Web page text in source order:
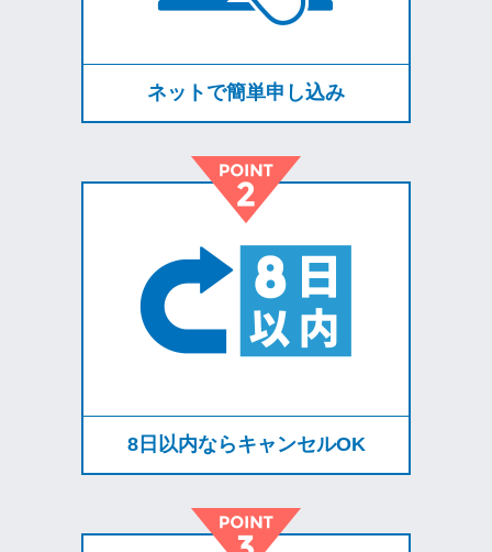
ネットで簡単申し込み
8日以内ならキャンセルOK